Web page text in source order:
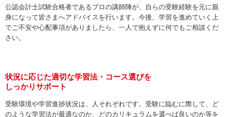
公認会計士試験合格者であるプロの講師陣が、自らの受験経験を元に親
身になって皆さまへアドバイスを行います。今後、学習を進めていく上
でご不安や心配事項がありましたら、一人で抱えずに何でもご相談くだ
さい。
状況に応じた適切な学習法・コース選びを
しっかりサポート
受験環境や学習進捗状況は、人それぞれです。受験に臨むに際して、ど
のような学習法が最適なのか、どのカリキュラムを選べば良いのか等を